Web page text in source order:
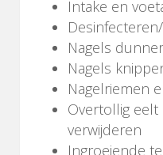
Intake en
Nagels
Nagels
Nagelriemen
Overtollig
verwijderen
Ingroeiende